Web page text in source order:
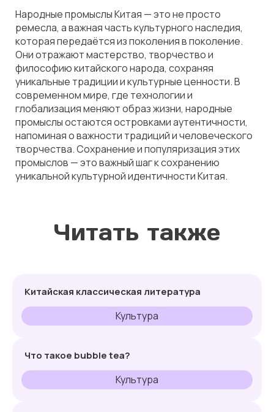
Народные промыслы Китая — это не просто
ремесла, а важная часть культурного наследия,
которая передаётся из поколения в поколение.
Они отражают мастерство, творчество и
философию китайского народа, сохраняя
уникальные традиции и культурные ценности. В
современном мире, где технологии и
глобализация меняют образ жизни, народные
промыслы остаются островками аутентичности,
напоминая о важности традиций и человеческого
творчества. Сохранение и популяризация этих
промыслов — это важный шаг к сохранению
уникальной культурной идентичности Китая.
Читать также
Китайская классическая литература
Культура
Что такое bubble tea?
Культура